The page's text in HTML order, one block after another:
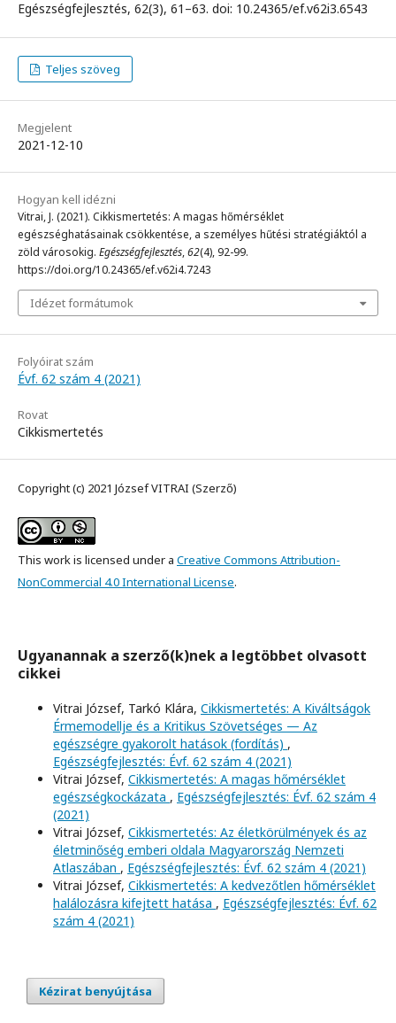
Egészségfejlesztés, 62(3), 61–63. doi: 10.24365/ef.v62i3.6543
Teljes szöveg
Megjelent
2021-12-10
Hogyan kell idézni
Vitrai, J. (2021). Cikkismertetés: A magas hőmérséklet
egészséghatásainak csökkentése, a személyes hűtési stratégiáktól a
zöld városokig. Egészségfejlesztés,62(4), 92-99.
https://doi.org/10.24365/ef.v62i4.7243
Idézet formátumok
Folyóirat szám
Évf. 62 szám 4 (2021)
Rovat
Cikkismertetés
Copyright (c) 2021 József VITRAI (Szerző)
This work is licensed under a Creative Commons Attribution-
NonCommercial 4.0 International License.
Ugyanannak a szerző(k)nek a legtöbbet olvasott
cikkei
Vitrai József, Tarkó Klára, Cikkismertetés: A Kiváltságok
Érmemodellje és a Kritikus Szövetséges — Az
egészségre gyakorolt hatások (fordítás) ,
Egészségfejlesztés: Évf. 62 szám 4 (2021)
Vitrai József, Cikkismertetés: A magas hőmérséklet
egészségkockázata , Egészségfejlesztés: Évf. 62 szám 4
(2021)
Vitrai József, Cikkismertetés: Az életkörülmények és az
életminőség emberi oldala Magyarország Nemzeti
Atlaszában , Egészségfejlesztés: Évf. 62 szám 4 (2021)
Vitrai József, Cikkismertetés: A kedvezőtlen hőmérséklet
halálozásra kifejtett hatása , Egészségfejlesztés: Évf. 62
szám 4 (2021)
Kézirat benyújtása